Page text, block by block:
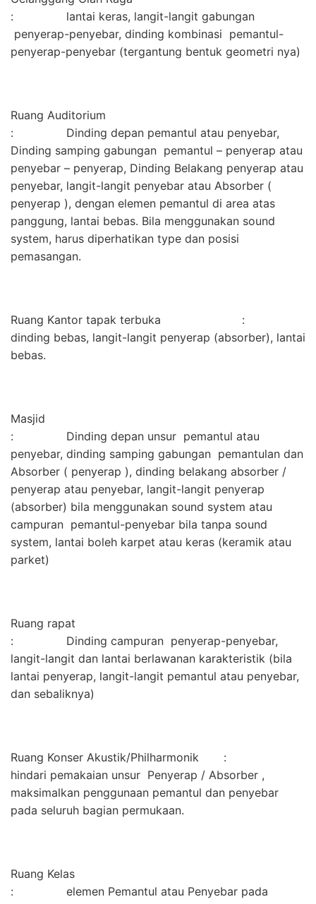
: lantai keras, langit-langit gabungan
penyerap-penyebar, dinding kombinasi pemantul-
penyerap-penyebar (tergantung bentuk geometri nya)
Ruang Auditorium
: Dinding depan pemantul atau penyebar,
Dinding samping gabungan pemantul – penyerap atau
penyebar – penyerap, Dinding Belakang penyerap atau
penyebar, langit-langit penyebar atau Absorber (
penyerap ), dengan elemen pemantul di area atas
panggung, lantai bebas. Bila menggunakan sound
system, harus diperhatikan type dan posisi
pemasangan.
Ruang Kantor tapak terbuka :
dinding bebas, langit-langit penyerap (absorber), lantai
bebas.
Masjid
: Dinding depan unsur pemantul atau
penyebar, dinding samping gabungan pemantulan dan
Absorber ( penyerap ), dinding belakang absorber /
penyerap atau penyebar, langit-langit penyerap
(absorber) bila menggunakan sound system atau
campuran pemantul-penyebar bila tanpa sound
system, lantai boleh karpet atau keras (keramik atau
parket)
Ruang rapat
: Dinding campuran penyerap-penyebar,
langit-langit dan lantai berlawanan karakteristik (bila
lantai penyerap, langit-langit pemantul atau penyebar,
dan sebaliknya)
Ruang Konser Akustik/Philharmonik :
hindari pemakaian unsur Penyerap / Absorber ,
maksimalkan penggunaan pemantul dan penyebar
pada seluruh bagian permukaan.
Ruang Kelas
: elemen Pemantul atau Penyebar pada